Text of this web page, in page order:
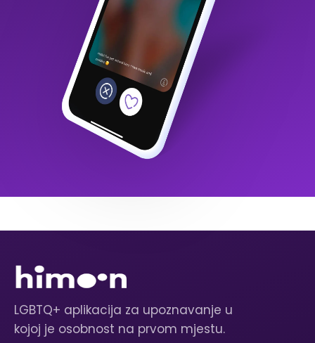
LGBTQ+ aplikacija za upoznavanje u
kojoj je osobnost na prvom mjestu.